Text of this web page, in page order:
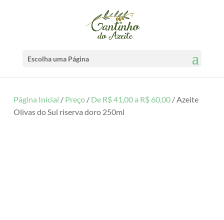
Escolha uma Página
Página Inicial / Preço/ De R$ 41,00 a R$ 60,00/ Azeite
Olivas do Sul riserva doro 250ml